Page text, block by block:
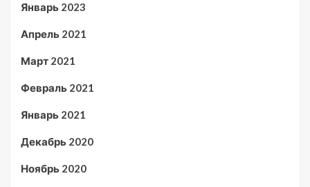
Январь 2023
Апрель 2021
Март 2021
Февраль 2021
Январь 2021
Декабрь 2020
Ноябрь 2020